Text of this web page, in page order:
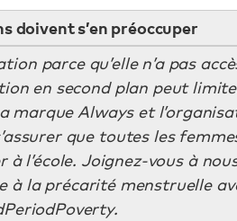
doivent s’en préoccuper
parce qu’elle n’a pas
en second plan peut
marque Always et
que toutes les
l’école. Joignez-vous à
la précarité menstruelle